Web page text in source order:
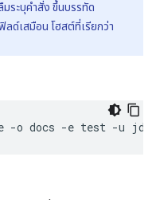
ระบุคำสั่ง ขึ้นบรรทัด
ลด์เสมือน โฮสต์ที่เรียกว่า
-o docs -e test -u